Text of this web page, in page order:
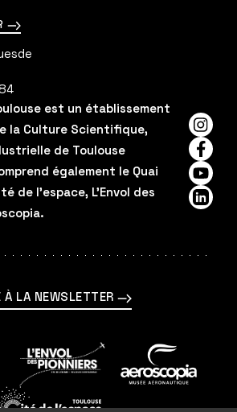
est un établissement
la Culture Scientifique,
de Toulouse
également le Quai
de l'espace, L'Envol des
À LA NEWSLETTER
En